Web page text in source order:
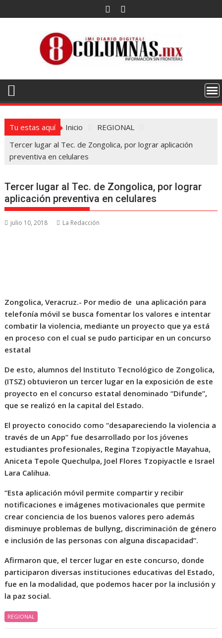
al
Tu estas aquí Inicio
REGIONAL
Tercer lugar al Tec. de Zongolica, por lograr aplicación
preventiva en celulares
Tercer lugar al Tec. de Zongolica, por lograr
aplicación preventiva en celulares
julio 10, 2018 La Redacción
Zongolica, Veracruz.- Por medio de una aplicación para
telefonía móvil se busca fomentar los valores e intentar
combatir la violencia, mediante un proyecto que ya está
en proceso con el cual se pudo participar en un concurso
estatal
De esto, alumnos del Instituto Tecnológico de Zongolica,
(ITSZ) obtuvieron un tercer lugar en la exposición de este
proyecto en el concurso estatal denominado “Difunde”,
que se realizó en la capital del Estado.
El proyecto conocido como “desapareciendo la violencia a
través de un App” fue desarrollado por los jóvenes
estudiantes profesionales, Regina Tzopiyactle Mayahua,
Aniceta Tepole Quechulpa, Joel Flores Tzopiyactle e Israel
Lara Calihua.
“Esta aplicación móvil permite compartir y recibir
notificaciones e imágenes motivacionales que permite
crear conciencia de los buenos valores pero además
disminuye problemas de bullyng, discriminación de género
e inclusión de las personas con alguna discapacidad”.
Afirmaron que, el tercer lugar en este concurso, donde
participaron diversas instituciones educativas del Estado,
fue en la modalidad, que podemos hacer por la inclusión y
la paz social.
REGIONAL